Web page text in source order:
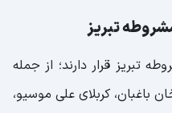
تبریز
تبریز قرار دارند؛ از جمله
باغبان، کربلای علی موسیو،